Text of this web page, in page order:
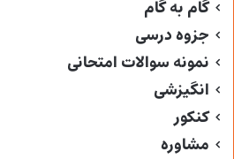
گام به گام
جزوه درسی
نمونه سوالات امتحانی
انگیزشی
کنکور
مشاوره